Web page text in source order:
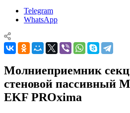
Telegram
WhatsApp
Молниеприемник
стеновой пассивный
EKF PROxima